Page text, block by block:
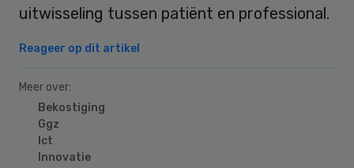
uitwisseling tussen patiënt en professional.
Reageer op dit artikel
Meer over:
Bekostiging
Ggz
Ict
Innovatie